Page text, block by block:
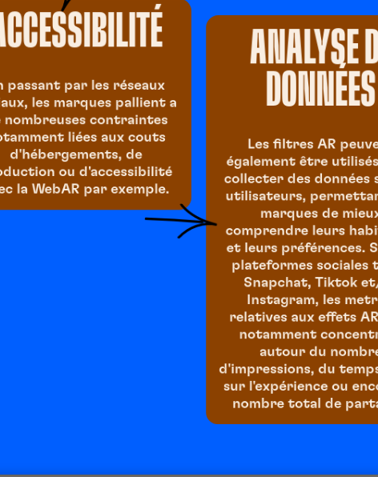
passant par les réseaux
les marques pallient a
nombreuses contraintes
liées aux couts
d'hébergements, de
ou d'accessibilité
la WebAR par exemple.
ANALYSE
DONNÉES
Les filtres AR
également être
collecter des données
utilisateurs,
marques de
comprendre leurs
et leurs préférences.
plateformes sociales
Snapchat, Tiktok
Instagram, les
relatives aux effets
notamment
autour du
d'impressions, du
sur l'expérience ou
nombre total de